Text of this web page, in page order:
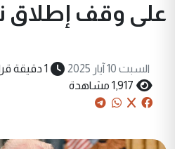
على وقف إطلاق
السبت 10 آيار 2025 1 دقيقة قراءة
1,917 مشاهدة